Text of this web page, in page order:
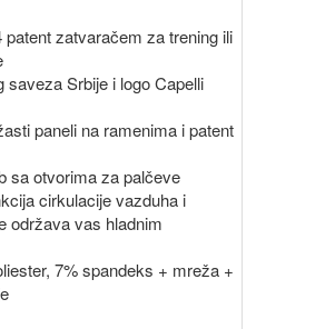
zatvaračem za trening ili
saveza Srbije i logo Capelli
paneli na ramenima i patent
sa otvorima za palčeve
cirkulacije vazduha i
održava vas hladnim
7% spandeks + mreža +